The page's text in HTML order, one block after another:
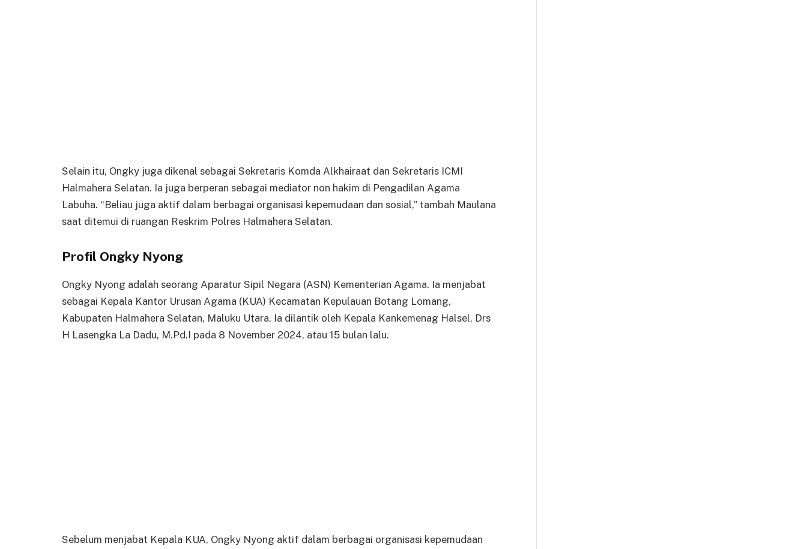
Selain itu, Ongky juga dikenal sebagai Sekretaris Komda Alkhairaat dan Sekretaris ICMI
Halmahera Selatan. Ia juga berperan sebagai mediator non hakim di Pengadilan Agama
Labuha. “Beliau juga aktif dalam berbagai organisasi kepemudaan dan sosial,” tambah Maulana
saat ditemui di ruangan Reskrim Polres Halmahera Selatan.
Profil Ongky Nyong
Ongky Nyong adalah seorang Aparatur Sipil Negara (ASN) Kementerian Agama. Ia menjabat
sebagai Kepala Kantor Urusan Agama (KUA) Kecamatan Kepulauan Botang Lomang,
Kabupaten Halmahera Selatan, Maluku Utara. Ia dilantik oleh Kepala Kankemenag Halsel, Drs
H Lasengka La Dadu, M.Pd.I pada 8 November 2024, atau 15 bulan lalu.
Sebelum menjabat Kepala KUA, Ongky Nyong aktif dalam berbagai organisasi kepemudaan